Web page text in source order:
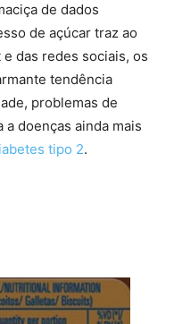
de dados
de açúcar traz ao
das redes sociais, os
tendência
problemas de
doenças ainda mais
tipo 2.